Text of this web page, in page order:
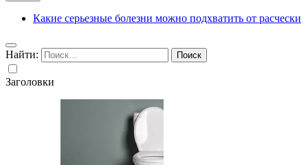
Какие серьезные болезни можно подхватить от расчески
Найти:
Заголовки